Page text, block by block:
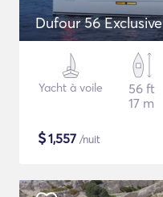
Dufour 56 Exclusive
Yacht à voile
56 ft
17 m
$1,557 /nuit